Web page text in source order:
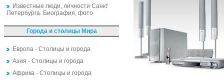
Известные люди, личности Санкт
Петербурга. Биография, фото
Города и столицы Мира
Европа - Столицы и города
Азия - Столицы и города
Африка - Столицы и города